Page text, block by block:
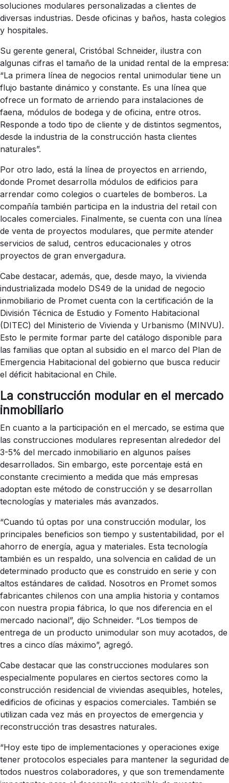
soluciones modulares personalizadas a clientes de
diversas industrias. Desde oficinas y baños, hasta colegios
y hospitales.
Su gerente general, Cristóbal Schneider, ilustra con
algunas cifras el tamaño de la unidad rental de la empresa:
“La primera línea de negocios rental unimodular tiene un
flujo bastante dinámico y constante. Es una línea que
ofrece un formato de arriendo para instalaciones de
faena, módulos de bodega y de oficina, entre otros.
Responde a todo tipo de cliente y de distintos segmentos,
desde la industria de la construcción hasta clientes
naturales”.
Por otro lado, está la línea de proyectos en arriendo,
donde Promet desarrolla módulos de edificios para
arrendar como colegios o cuarteles de bomberos. La
compañía también participa en la industria del retail con
locales comerciales. Finalmente, se cuenta con una línea
de venta de proyectos modulares, que permite atender
servicios de salud, centros educacionales y otros
proyectos de gran envergadura.
Cabe destacar, además, que, desde mayo, la vivienda
industrializada modelo DS49 de la unidad de negocio
inmobiliario de Promet cuenta con la certificación de la
División Técnica de Estudio y Fomento Habitacional
(DITEC) del Ministerio de Vivienda y Urbanismo (MINVU).
Esto le permite formar parte del catálogo disponible para
las familias que optan al subsidio en el marco del Plan de
Emergencia Habitacional del gobierno que busca reducir
el déficit habitacional en Chile.
La construcción modular en el mercado
inmobiliario
En cuanto a la participación en el mercado, se estima que
las construcciones modulares representan alrededor del
3-5% del mercado inmobiliario en algunos países
desarrollados. Sin embargo, este porcentaje está en
constante crecimiento a medida que más empresas
adoptan este método de construcción y se desarrollan
tecnologías y materiales más avanzados.
“Cuando tú optas por una construcción modular, los
principales beneficios son tiempo y sustentabilidad, por el
ahorro de energía, agua y materiales. Esta tecnología
también es un respaldo, una solvencia en calidad de un
determinado producto que es construido en serie y con
altos estándares de calidad. Nosotros en Promet somos
fabricantes chilenos con una amplia historia y contamos
con nuestra propia fábrica, lo que nos diferencia en el
mercado nacional”, dijo Schneider. “Los tiempos de
entrega de un producto unimodular son muy acotados, de
tres a cinco días máximo”, agregó.
Cabe destacar que las construcciones modulares son
especialmente populares en ciertos sectores como la
construcción residencial de viviendas asequibles, hoteles,
edificios de oficinas y espacios comerciales. También se
utilizan cada vez más en proyectos de emergencia y
reconstrucción tras desastres naturales.
“Hoy este tipo de implementaciones y operaciones exige
tener protocolos especiales para mantener la seguridad de
todos nuestros colaboradores, y que son tremendamente